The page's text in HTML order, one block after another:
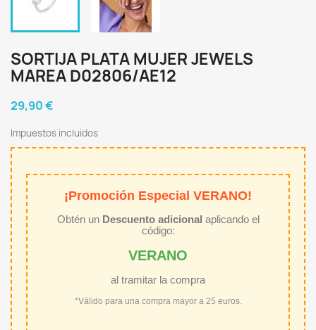
SORTIJA PLATA MUJER JEWELS
MAREA D02806/AE12
29,90 €
Impuestos incluidos
¡Promoción Especial VERANO!
Obtén un Descuento adicional aplicando el
código:
VERANO
al tramitar la compra
*Válido para una compra mayor a 25 euros.